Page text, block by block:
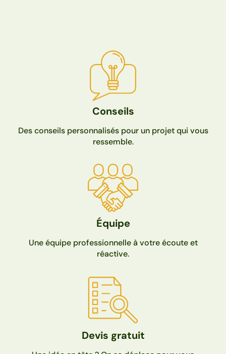
Conseils
Des conseils personnalisés pour un projet qui vous
ressemble.
Équipe
Une équipe professionnelle à votre écoute et
réactive.
Devis gratuit